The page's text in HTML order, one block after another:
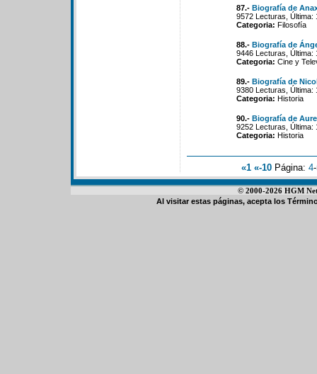
87.- Biografía de
9572 Lecturas, Última:
Categoria: Filosofía
88.- Biografía de
9446 Lecturas, Última:
Categoria: Cine y
89.- Biografía de
9380 Lecturas, Última:
Categoria: Historia
90.- Biografía de
9252 Lecturas, Última:
Categoria: Historia
«1 «-10 Página: 4-
© 2000-2026 HGM
Al visitar estas páginas, acepta los